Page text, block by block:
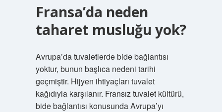
Fransa’da neden
taharet musluğu yok?
Avrupa’da tuvaletlerde bide bağlantısı
yoktur, bunun başlıca nedeni tarihi
geçmiştir. Hijyen ihtiyaçları tuvalet
kağıdıyla karşılanır. Fransız tuvalet kültürü,
bide bağlantısı konusunda Avrupa’yı